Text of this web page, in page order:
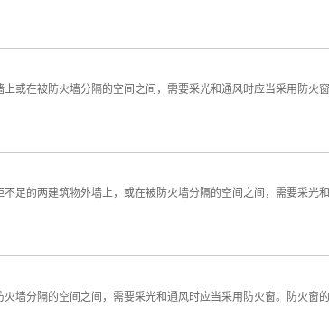
或在被防火墙分隔的空间之间，需要采光和通风时应当采用防火
足的两建筑物外墙上，或在被防火墙分隔的空间之间，需要采光
墙分隔的空间之间，需要采光和通风时应当采用防火窗。防火窗